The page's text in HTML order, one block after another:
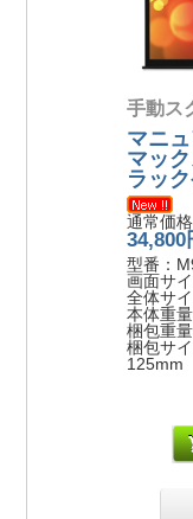
手動ス
マニ
マッ
ラッ
通常価
34,800
型番：
画面サ
全体サ
本体重
梱包重
梱包サ
125mm